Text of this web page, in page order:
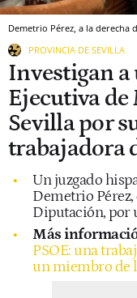
Demetrio Pérez, a la derecha
PROVINCIA DE SEVILLA
Investigan a
Ejecutiva de
Sevilla por
trabajadora
Un juzgado
Demetrio
Diputación, por
Más
PSOE: una
un miembro de